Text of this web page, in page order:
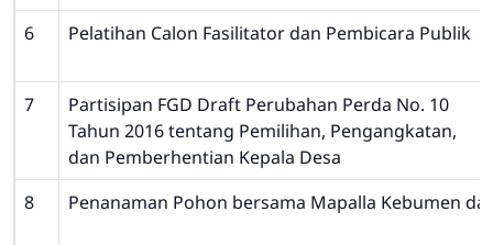
6 Pelatihan Calon Fasilitator dan Pembicara Publik
7
Partisipan FGD Draft Perubahan Perda No. 10
Tahun 2016 tentang Pemilihan, Pengangkatan,
dan Pemberhentian Kepala Desa
8
Penanaman Pohon bersama Mapalla Kebumen